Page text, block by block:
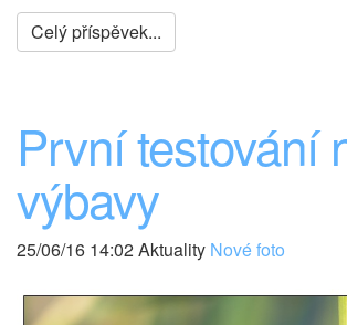
Celý příspěvek...
První testování
výbavy
25/06/16 14:02 Aktuality Nové foto